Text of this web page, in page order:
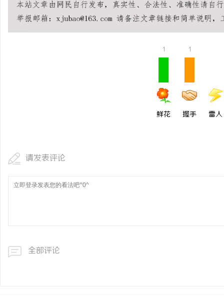
1
鲜花
1
握手 雷人
请发表评论
全部评论
虫草品牌哪个靠谱？虫
硬核实力